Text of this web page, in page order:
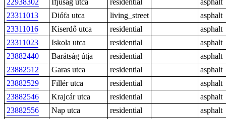
22938302
Ifjúság utca residential
asphalt
23311013
Diófa utca living_street
asphalt
23311016
Kiserdő utca residential
asphalt
23311023
Iskola utca residential
asphalt
23882440
Barátság útja residential
asphalt
23882512
Garas utca residential
asphalt
23882529
Fillér utca residential
asphalt
23882546
Krajcár utca residential
asphalt
23882556
Nap utca residential
asphalt